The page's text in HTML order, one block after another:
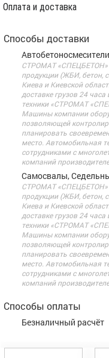
Оплата и доставка
Способы доставки
Автобетоносмесители
СТРОМАТ «СПЕЦБЕТОН»
продукции (ЖБИ, бетон,
Киева и Киевской
доставке грузов 24
техники «СТРОМАТ
Машины компании
позволяющей
планировать
место. Автомобильная
сотрудниками с
компаний
Самосвалы,
СТРОМАТ «СПЕЦБЕТОН»
продукции (ЖБИ, бетон,
Киева и Киевской
доставке грузов 24
техники «СТРОМАТ
Машины компании
позволяющей
планировать
место. Автомобильная
сотрудниками с
компаний
Способы оплаты
Безналичный расчёт